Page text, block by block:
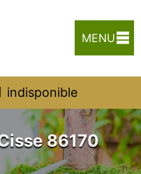
MENU
indisponible
86170